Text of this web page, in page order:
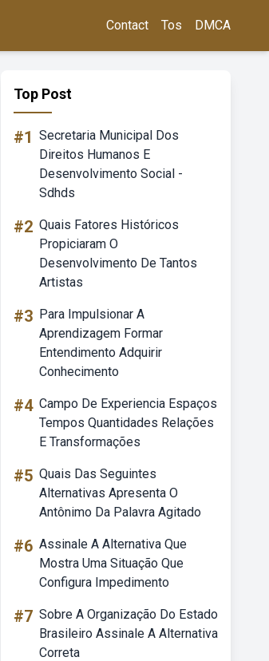
Contact Tos DMCA
Top Post
#1 Secretaria Municipal Dos
Direitos Humanos E
Desenvolvimento Social -
Sdhds
#2 Quais Fatores Históricos
Propiciaram O
Desenvolvimento De Tantos
Artistas
#3 Para Impulsionar A
Aprendizagem Formar
Entendimento Adquirir
Conhecimento
#4 Campo De Experiencia Espaços
Tempos Quantidades Relações
E Transformações
#5 Quais Das Seguintes
Alternativas Apresenta O
Antônimo Da Palavra Agitado
#6 Assinale A Alternativa Que
Mostra Uma Situação Que
Configura Impedimento
#7 Sobre A Organização Do Estado
Brasileiro Assinale A Alternativa
Correta